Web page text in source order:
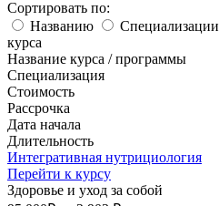
Сортировать по:
Названию
Специализации
курса
Название курса / программы
Специализация
Стоимость
Рассрочка
Дата начала
Длительность
Интегративная нутрициология
Перейти к курсу
Здоровье и уход за собой